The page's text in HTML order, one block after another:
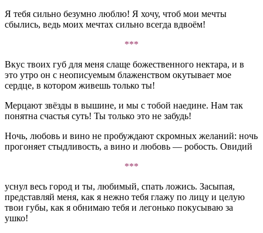
Я тебя сильно безумно люблю! Я хочу, чтоб мои мечты
сбылись, ведь моих мечтах сильно всегда вдвоём!
***
Вкус твоих губ для меня слаще божественного нектара, и в
это утро он с неописуемым блаженством окутывает мое
сердце, в котором живешь только ты!
Мерцают звёзды в вышине, и мы с тобой наедине. Нам так
понятна счастья суть! Ты только это не забудь!
Ночь, любовь и вино не пробуждают скромных желаний: ночь
прогоняет стыдливость, а вино и любовь — робость. Овидий
***
уснул весь город и ты, любимый, спать ложись. Засыпая,
представляй меня, как я нежно тебя глажу по лицу и целую
твои губы, как я обнимаю тебя и легонько покусываю за
ушко!